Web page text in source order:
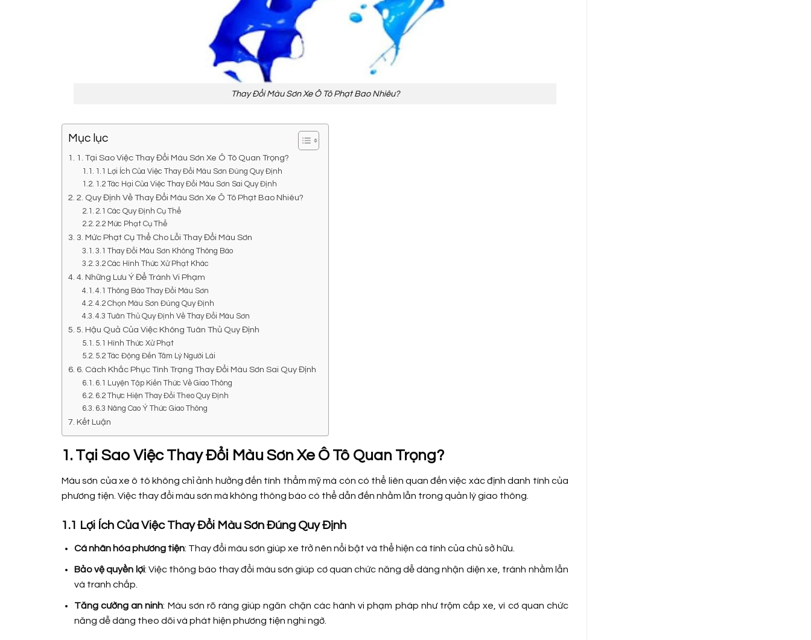
Thay Đổi Màu Sơn Xe Ô Tô Phạt Bao Nhiêu?
Mục lục
1. Tại Sao Việc Thay Đổi Màu Sơn Xe Ô Tô Quan Trọng?
1.1 Lợi Ích Của Việc Thay Đổi Màu Sơn Đúng Quy Định
1.2 Tác Hại Của Việc Thay Đổi Màu Sơn Sai Quy Định
2. Quy Định Về Thay Đổi Màu Sơn Xe Ô Tô Phạt Bao Nhiêu?
2.1 Các Quy Định Cụ Thể
2.2 Mức Phạt Cụ Thể
3. Mức Phạt Cụ Thể Cho Lỗi Thay Đổi Màu Sơn
3.1 Thay Đổi Màu Sơn Không Thông Báo
3.2 Các Hình Thức Xử Phạt Khác
4. Những Lưu Ý Để Tránh Vi Phạm
4.1 Thông Báo Thay Đổi Màu Sơn
4.2 Chọn Màu Sơn Đúng Quy Định
4.3 Tuân Thủ Quy Định Về Thay Đổi Màu Sơn
5. Hậu Quả Của Việc Không Tuân Thủ Quy Định
5.1 Hình Thức Xử Phạt
5.2 Tác Động Đến Tâm Lý Người Lái
6. Cách Khắc Phục Tình Trạng Thay Đổi Màu Sơn Sai Quy Định
6.1 Luyện Tập Kiến Thức Về Giao Thông
6.2 Thực Hiện Thay Đổi Theo Quy Định
6.3 Nâng Cao Ý Thức Giao Thông
Kết Luận
1. Tại Sao Việc Thay Đổi Màu Sơn Xe Ô Tô Quan Trọng?
Màu sơn của xe ô tô không chỉ ảnh hưởng đến tính thẩm mỹ mà còn có thể liên quan đến việc xác định danh tính của
phương tiện. Việc thay đổi màu sơn mà không thông báo có thể dẫn đến nhầm lẫn trong quản lý giao thông.
1.1 Lợi Ích Của Việc Thay Đổi Màu Sơn Đúng Quy Định
Cá nhân hóa phương tiện: Thay đổi màu sơn giúp xe trở nên nổi bật và thể hiện cá tính của chủ sở hữu.
Bảo vệ quyền lợi: Việc thông báo thay đổi màu sơn giúp cơ quan chức năng dễ dàng nhận diện xe, tránh nhầm lẫn
và tranh chấp.
Tăng cường an ninh: Màu sơn rõ ràng giúp ngăn chặn các hành vi phạm pháp như trộm cắp xe, vì cơ quan chức
năng dễ dàng theo dõi và phát hiện phương tiện nghi ngờ.